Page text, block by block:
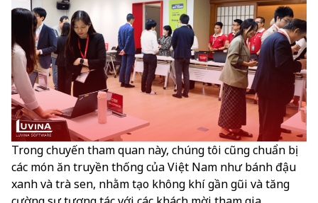
Trong chuyến tham quan này, chúng tôi cũng chuẩn bị
các món ăn truyền thống của Việt Nam như bánh đậu
xanh và trà sen, nhằm tạo không khí gần gũi và tăng